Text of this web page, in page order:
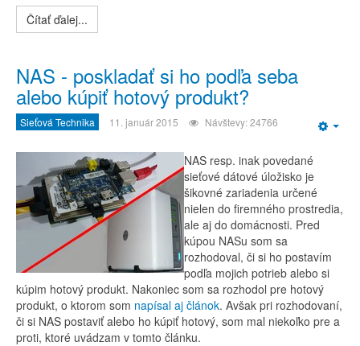
Čítať ďalej...
NAS - poskladať si ho podľa seba
alebo kúpiť hotový produkt?
Sieťová Technika 11. január 2015 Návštevy: 24766
NAS resp. inak povedané
sieťové dátové úložisko je
šikovné zariadenia určené
nielen do firemného prostredia,
ale aj do domácnosti. Pred
kúpou NASu som sa
rozhodoval, či si ho postavím
podľa mojich potrieb alebo si
kúpim hotový produkt. Nakoniec som sa rozhodol pre hotový
produkt, o ktorom som napísal aj článok. Avšak pri rozhodovaní,
či si NAS postaviť alebo ho kúpiť hotový, som mal niekoľko pre a
proti, ktoré uvádzam v tomto článku.